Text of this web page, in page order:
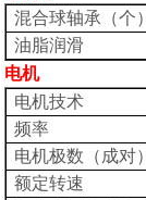
混合球轴承（个）
油脂润滑
电机
电机技术
频率
电机极数（成对）
额定转速